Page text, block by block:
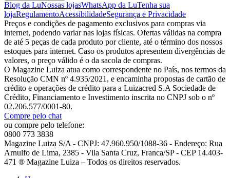
Blog da LuNossas lojasWhatsApp da LuTenha sua
lojaRegulamentoAcessibilidadeSegurança e Privacidade
Preços e condições de pagamento exclusivos para compras via
internet, podendo variar nas lojas físicas. Ofertas válidas na compra
de até 5 peças de cada produto por cliente, até o término dos nossos
estoques para internet. Caso os produtos apresentem divergências de
valores, o preço válido é o da sacola de compras.
O Magazine Luiza atua como correspondente no País, nos termos da
Resolução CMN nº 4.935/2021, e encaminha propostas de cartão de
crédito e operações de crédito para a Luizacred S.A Sociedade de
Crédito, Financiamento e Investimento inscrita no CNPJ sob o nº
02.206.577/0001-80.
Compre pelo chat
ou compre pelo telefone:
0800 773 3838
Magazine Luiza S/A - CNPJ: 47.960.950/1088-36 - Endereço: Rua
Arnulfo de Lima, 2385 - Vila Santa Cruz, Franca/SP - CEP 14.403-
471 ® Magazine Luiza – Todos os direitos reservados.